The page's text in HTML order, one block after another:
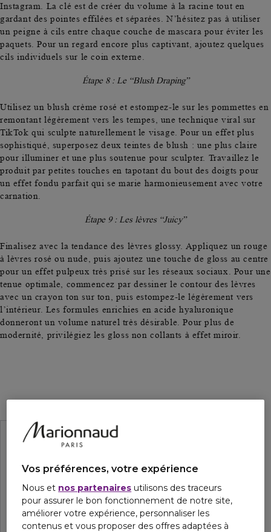
Instagram. La clé est de créer du volume à la racine tout en
gardant des pointes effilées et séparées. N’hésitez pas à utiliser
un peigne à cils entre chaque couche de mascara pour éviter les
paquets. Pour un regard encore plus captivant, ajoutez quelques
cils individuels sur le coin externe.
Étape 8 : Le “Blush Draping”
Utilisez unblush crème roséet estompez-le sur les pommettes en
remontant légèrement vers les tempes, une technique viral sur
TikTok qui sculpte naturellement le visage. Pour un effet plus
sophistiqué, superposez deux teintes de blush : une plus claire
pour illuminer et une plus soutenue pour sculpter. Travaillez le
produit par petites touches en tapotant du bout des doigts pour
un effet fondu parfait qui se marie harmonieusement avec votre
carnation.
Étape 9 : Les lèvres “Juicy”
Finalisez avec la tendance des lèvres glossy. Appliquez un rouge
à lèvres rosé ou nude, puis ajoutez une touche de gloss au centre
pour un effet pulpeux très prisé sur les réseaux sociaux. Pour une
tenue optimale, commencez par dessiner le contour des lèvres
avec un crayon ton sur ton, puis estompez-le légèrement vers
l’intérieur. Les formules enrichies en acide hyaluronique
donneront un volume naturel très désirable. Pour plus de
modernité, privilégiez les gloss non collants à effet miroir.
Vos préférences, votre expérience
Nous et nos partenaires utilisons des traceurs
pour assurer le bon fonctionnement de notre site,
améliorer votre expérience, personnaliser les
contenus et vous proposer des offres adaptées à